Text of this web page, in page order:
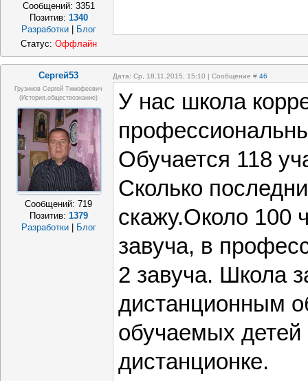
Сообщений: 3351
Позитив: 1340
Разработки
Блог
Статус: Оффлайн
Сергей53 Дата: Ср, 18.11.2015, 15:10 | Сообщение # 46
Грузинов Сергей Тимофеевич
(история,обществознание)
Сообщений:719
Позитив: 1379
Разработки
Блог
У нас школа
Обучается 118
Сколько
скажу.Около 100
завуча, в
2 завуча. Школа
дистанционным
обучаемых детей
дистанционке.